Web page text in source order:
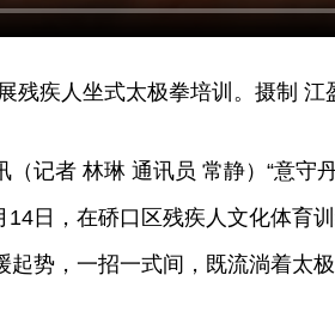
残疾人坐式太极拳培训。摄制 江
（记者 林琳 通讯员 常静）“意守
日，在硚口区残疾人文化体育
起势，一招一式间，既流淌着太